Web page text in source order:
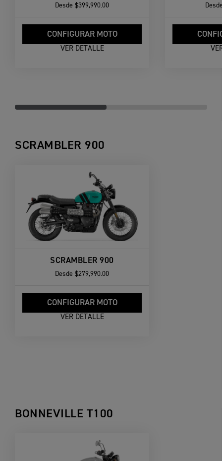
Desde $399,990.00
CONFIGURAR MOTO
VER DETALLE
SCRAMBLER 900
SCRAMBLER 900
Desde $279,990.00
CONFIGURAR MOTO
VER DETALLE
BONNEVILLE T100